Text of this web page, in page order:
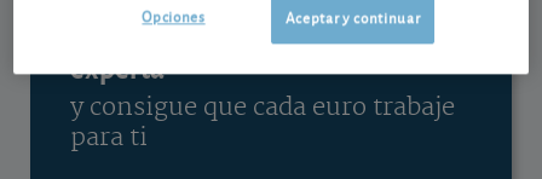
Gestiona tu dinero con visión
experta
y consigue que cada euro trabaje
para ti
Aceptar y continuar
Opciones